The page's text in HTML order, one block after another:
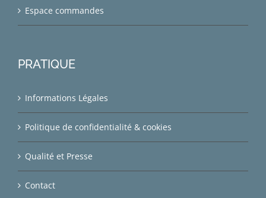
Espace commandes
PRATIQUE
Informations Légales
Politique de confidentialité & cookies
Qualité et Presse
Contact